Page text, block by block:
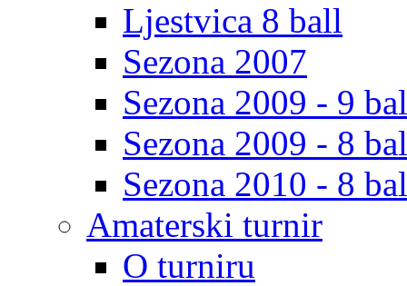
Ljestvica 8 ball
Sezona 2007
Sezona 2009 - 9
Sezona 2009 - 8
Sezona 2010 - 8
Amaterski turnir
O turniru